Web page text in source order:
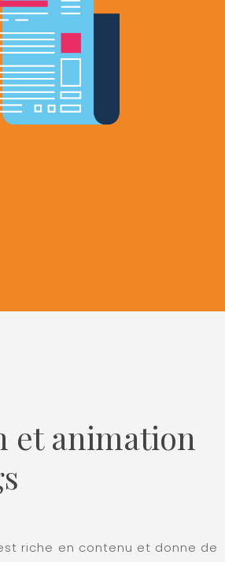
et animation
riche en contenu et donne de